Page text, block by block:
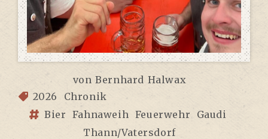
vonBernhard Halwax
2026
Chronik
Bier Fahnaweih Feuerwehr
Gaudi
Thann/Vatersdorf